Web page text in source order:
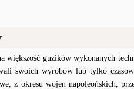
większość guzików wykonanych
swoich wyrobów lub tylko
z okresu wojen napoleońskich,